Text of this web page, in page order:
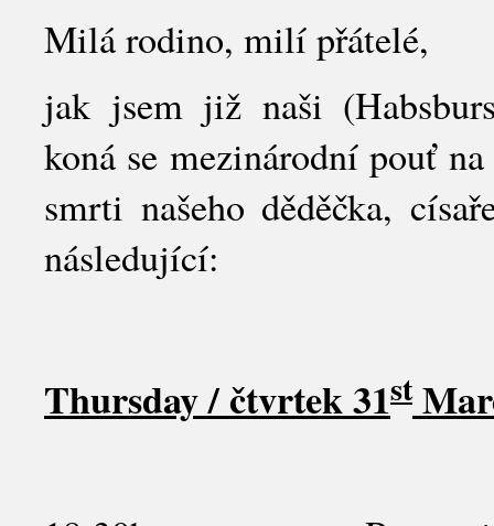
Milá rodino, milí přátelé,
jak jsem již naši
koná se mezinárodní pouť
smrti našeho děděčka,
následující:
Thursday / čtvrtek 31st